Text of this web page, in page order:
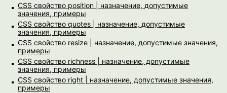
CSS свойство position | назначение, допустимые
значения, примеры
CSS свойство quotes | назначение, допустимые
значения, примеры
CSS свойство resize | назначение, допустимые значения,
примеры
CSS свойство richness | назначение, допустимые
значения, примеры
CSS свойство right | назначение, допустимые значения,
примеры